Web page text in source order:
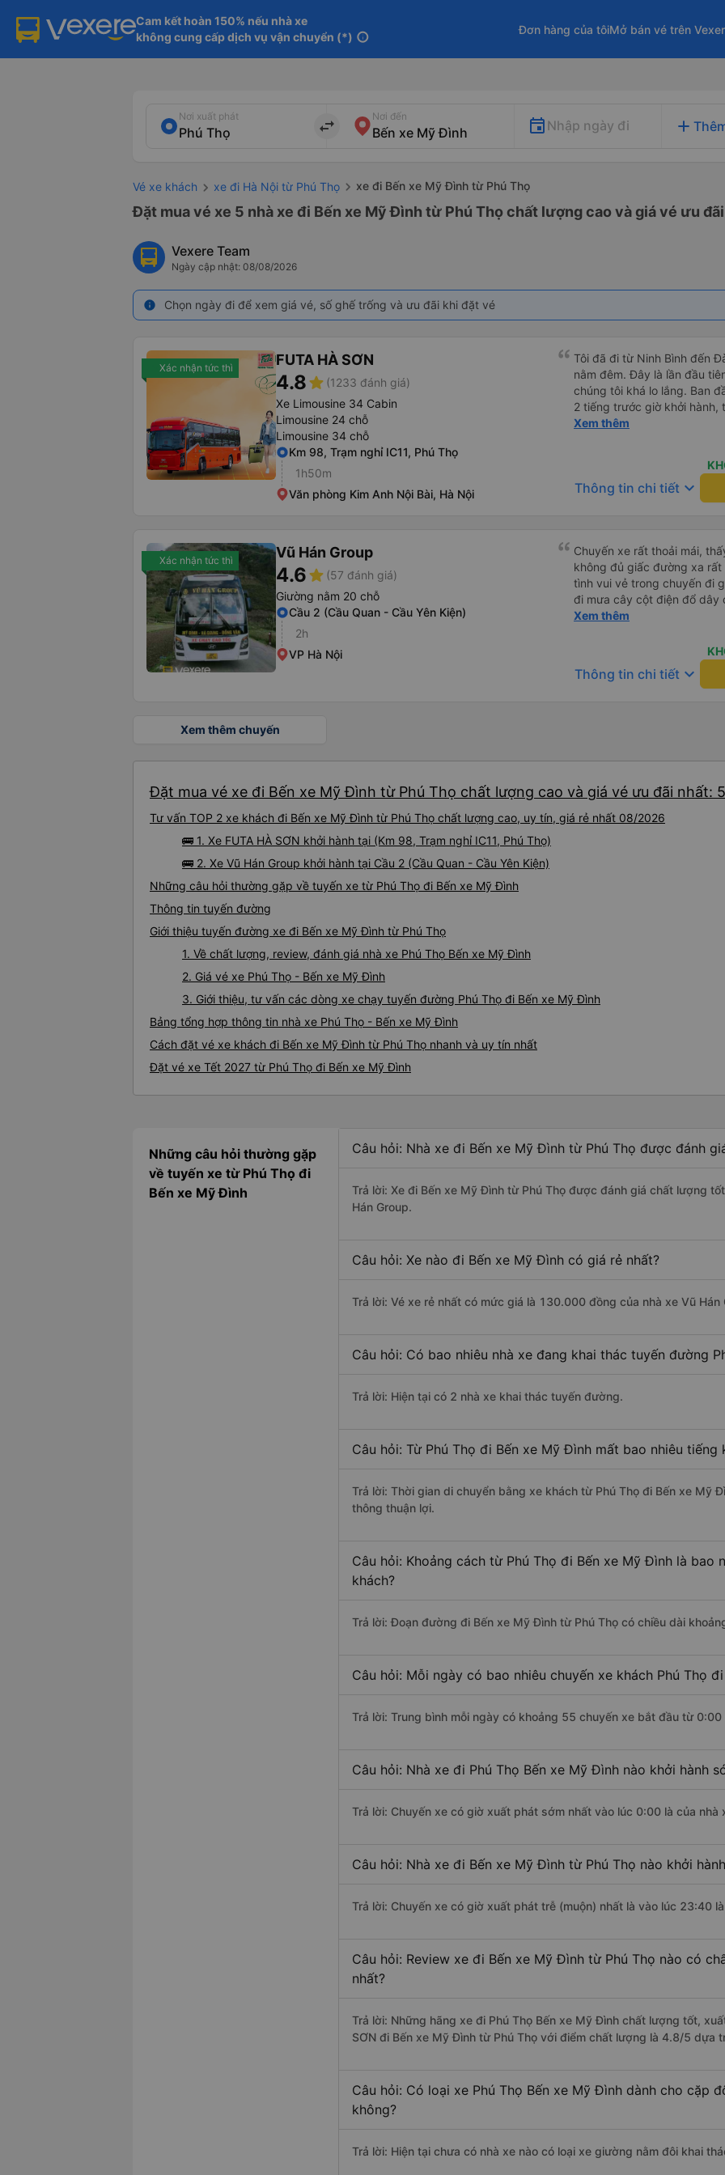
Cam kết hoàn 150% nếu nhà xe
không cung cấp dịch vụ vận chuyển (*) info
Đơn hàng của tôiMở bán vé trên
Nơi xuất phát
import_export
Nơi đến
Nhập ngày đi add
Vé xe khách xe đi Hà Nội từ Phú Thọ xe đi Bến xe Mỹ Đình từ Phú Thọ
Đặt mua vé xe 5 nhà xe đi Bến xe Mỹ Đình từ Phú Thọ chất lượng cao và giá vé ưu
Vexere Team
Ngày cập nhật: 08/08/2026
info Chọn ngày đi để xem giá vé, số ghế trống và ưu đãi khi đặt vé
Xác nhận tức thì FUTA HÀ SƠN
4.8star (1233 đánh giá)
Xe Limousine 34 Cabin
Limousine 24 chỗ
Limousine 34 chỗ
Km 98, Trạm nghỉ IC11, Phú Thọ
1h50m
Văn phòng Kim Anh Nội Bài, Hà Nội
Tôi đã đi từ Ninh Bình đến
nằm đêm. Đây là lần đầu
chúng tôi khá lo lắng. Ban
2 tiếng trước giờ khởi
qua email. Chúng tôi đến
được phản hồi nhanh
Họ cho chúng tôi biết xe
buýt đến, tài xế đã đến tận
viên chăm sóc khách hàng
thấy an toàn suốt cả
hướng dẫn chúng tôi đến
sạn. Tôi rất khuyên bạn
Xem thêm
Thông tin chi tiết keyboard_arrow_down
Xác nhận tức thì Vũ Hán Group
4.6star (57 đánh giá)
Giường nằm 20 chỗ
Cầu 2 (Cầu Quan - Cầu Yên Kiện)
2h
VP Hà Nội
Chuyến xe rất thoải mái,
không đủ giấc đường xa
tình vui vẻ trong chuyến đi
đi mưa cây cột điện đổ dây
tài cùng nhau dựng tạm cho xe qua mà thấy nghề này khổ
Xem thêm
Thông tin chi tiết keyboard_arrow_down
Xem thêm chuyến
Đặt mua vé xe đi Bến xe Mỹ Đình từ Phú Thọ chất lượng cao và giá vé ưu đãi nhất:
Tư vấn TOP 2 xe khách đi Bến xe Mỹ Đình từ Phú Thọ chất lượng cao, uy tín, giá rẻ nhất 08/2026
🚌 1. Xe FUTA HÀ SƠN khởi hành tại (Km 98, Trạm nghỉ IC11, Phú Thọ)
🚌 2. Xe Vũ Hán Group khởi hành tại Cầu 2 (Cầu Quan - Cầu Yên Kiện)
Những câu hỏi thường gặp về tuyến xe từ Phú Thọ đi Bến xe Mỹ Đình
Thông tin tuyến đường
Giới thiệu tuyến đường xe đi Bến xe Mỹ Đình từ Phú Thọ
1. Về chất lượng, review, đánh giá nhà xe Phú Thọ Bến xe Mỹ Đình
2. Giá vé xe Phú Thọ - Bến xe Mỹ Đình
3. Giới thiệu, tư vấn các dòng xe chạy tuyến đường Phú Thọ đi Bến xe Mỹ Đình
Bảng tổng hợp thông tin nhà xe Phú Thọ - Bến xe Mỹ Đình
Cách đặt vé xe khách đi Bến xe Mỹ Đình từ Phú Thọ nhanh và uy tín nhất
Đặt vé xe Tết 2027 từ Phú Thọ đi Bến xe Mỹ Đình
Những câu hỏi thường gặp
về tuyến xe từ Phú Thọ đi
Bến xe Mỹ Đình
Câu hỏi: Nhà xe đi Bến xe Mỹ Đình từ Phú Thọ được đánh
Trả lời: Xe đi Bến xe Mỹ Đình từ Phú Thọ được đánh giá chất lượng
Hán Group.
Câu hỏi: Xe nào đi Bến xe Mỹ Đình có giá rẻ nhất?
Trả lời: Vé xe rẻ nhất có mức giá là 130.000 đồng của nhà xe Vũ Hán
Câu hỏi: Có bao nhiêu nhà xe đang khai thác tuyến đường
Trả lời: Hiện tại có 2 nhà xe khai thác tuyến đường.
Câu hỏi: Từ Phú Thọ đi Bến xe Mỹ Đình mất bao nhiêu tiếng
Trả lời: Thời gian di chuyển bằng xe khách từ Phú Thọ đi Bến xe Mỹ
thông thuận lợi.
Câu hỏi: Khoảng cách từ Phú Thọ đi Bến xe Mỹ Đình là bao
khách?
Trả lời: Đoạn đường đi Bến xe Mỹ Đình từ Phú Thọ có chiều dài
Câu hỏi: Mỗi ngày có bao nhiêu chuyến xe khách Phú Thọ
Trả lời: Trung bình mỗi ngày có khoảng 55 chuyến xe bắt đầu từ
Câu hỏi: Nhà xe đi Phú Thọ Bến xe Mỹ Đình nào khởi hành
Trả lời: Chuyến xe có giờ xuất phát sớm nhất vào lúc 0:00 là của nhà
Câu hỏi: Nhà xe đi Bến xe Mỹ Đình từ Phú Thọ nào khởi
Trả lời: Chuyến xe có giờ xuất phát trễ (muộn) nhất là vào lúc 23:40
Câu hỏi: Review xe đi Bến xe Mỹ Đình từ Phú Thọ nào có
nhất?
Trả lời: Những hãng xe đi Phú Thọ Bến xe Mỹ Đình chất lượng tốt,
SƠN đi Bến xe Mỹ Đình từ Phú Thọ với điểm chất lượng là 4.8/5 dựa
Câu hỏi: Có loại xe Phú Thọ Bến xe Mỹ Đình dành cho cặp
không?
Trả lời: Hiện tại chưa có nhà xe nào có loại xe giường nằm đôi khai